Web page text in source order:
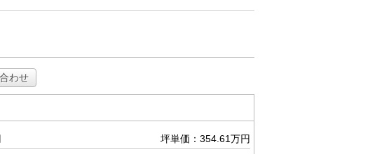
わせ
坪単価：354.61万円